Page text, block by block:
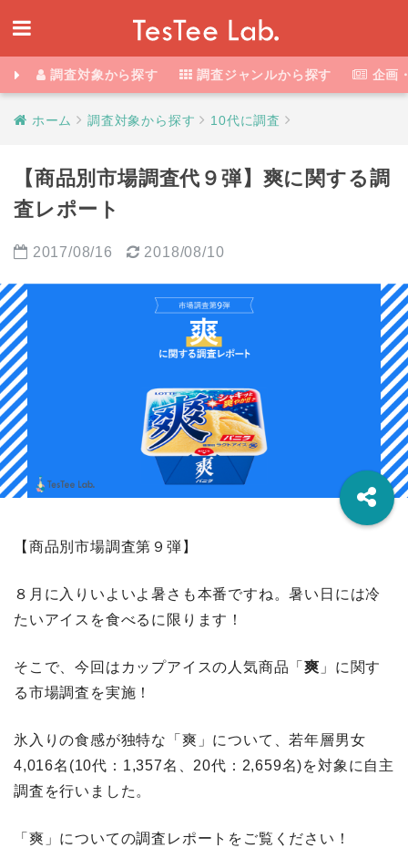
調査対象から探す 調査ジャンルから探す 企画
ホーム 調査対象から探す 10代に調査
【商品別市場調査代９弾】爽に関する調
査レポート
2017/08/16 2018/08/10
【商品別市場調査第９弾】
８月に入りいよいよ暑さも本番ですね。暑い日には冷
たいアイスを食べるに限ります！
そこで、今回はカップアイスの人気商品「爽 」に関す
る市場調査を実施！
氷入りの食感が独特な「爽」について、若年層男女
4,016名(10代：1,357名、20代：2,659名)を対象に自主
調査を行いました。
「爽」についての調査レポートをご覧ください！